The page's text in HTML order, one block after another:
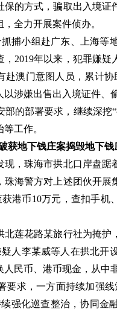
保的方式，骗取出入境
全力开展案件侦办。
小组赴广东、上海等
2019年以来，犯罪嫌
赴澳门意图人员，累计
涉嫌出售出入境证件、
部署要求，继续深挖“
工作。
获地下钱庄案捣毁地下钱
珠海市拱北口岸盘踞
海警方对上述团伙开
港币10万元，查扣手机
花路某旅行社为掩护
人李某威等人在拱北开
民币、港币现金，从中
求，一方面持续加强线
强化巡查整治，协同金